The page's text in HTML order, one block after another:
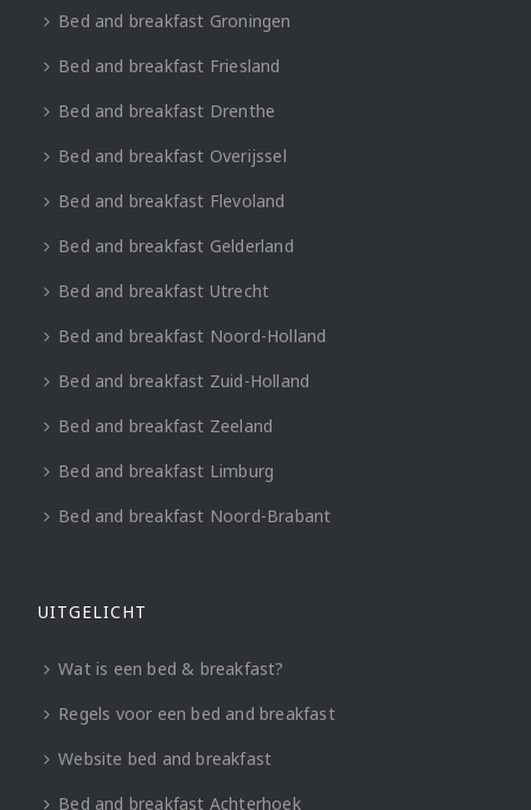
Bed and breakfast Groningen
Bed and breakfast Friesland
Bed and breakfast Drenthe
Bed and breakfast Overijssel
Bed and breakfast Flevoland
Bed and breakfast Gelderland
Bed and breakfast Utrecht
Bed and breakfast Noord-Holland
Bed and breakfast Zuid-Holland
Bed and breakfast Zeeland
Bed and breakfast Limburg
Bed and breakfast Noord-Brabant
UITGELICHT
Wat is een bed & breakfast?
Regels voor een bed and breakfast
Website bed and breakfast
Bed and breakfast Achterhoek